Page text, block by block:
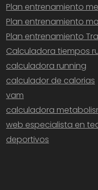
Plan entrenamiento
Plan entrenamiento
Plan entrenamiento
Calculadora tiempos
calculadora running
calculador de calorias
vam
calculadora
web especialista en
deportivos